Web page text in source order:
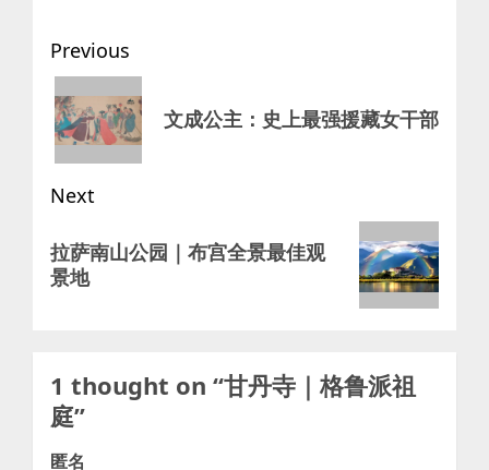
Post
navigation
Previous
Previous
post:
文成公主：史上最强援藏女干部
Next
Next
post:
拉萨南山公园｜布宫全景最佳观
景地
1 thought on “甘丹寺｜格鲁派祖
庭”
匿名